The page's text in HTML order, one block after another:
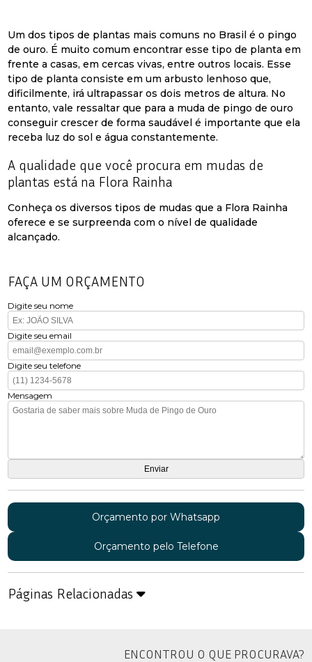
Um dos tipos de plantas mais comuns no Brasil é o pingo
de ouro. É muito comum encontrar esse tipo de planta em
frente a casas, em cercas vivas, entre outros locais. Esse
tipo de planta consiste em um arbusto lenhoso que,
dificilmente, irá ultrapassar os dois metros de altura. No
entanto, vale ressaltar que para a muda de pingo de ouro
conseguir crescer de forma saudável é importante que ela
receba luz do sol e água constantemente.
A qualidade que você procura em mudas de
plantas está na Flora Rainha
Conheça os diversos tipos de mudas que a Flora Rainha
oferece e se surpreenda com o nível de qualidade
alcançado.
FAÇA UM ORÇAMENTO
Digite seu nome
Digite seu email
Digite seu telefone
Mensagem
Orçamento por Whatsapp
Orçamento pelo Telefone
Páginas Relacionadas
ENCONTROU O QUE PROCURAVA?